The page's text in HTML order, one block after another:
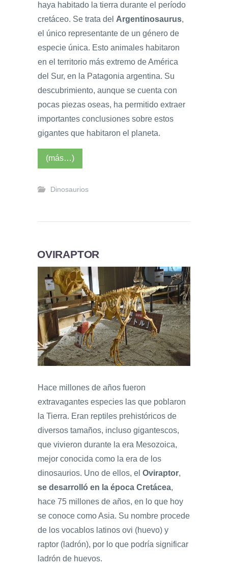
haya habitado la tierra durante el período
cretáceo. Se trata del Argentinosaurus,
el único representante de un género de
especie única. Esto animales habitaron
en el territorio más extremo de América
del Sur, en la Patagonia argentina. Su
descubrimiento, aunque se cuenta con
pocas piezas oseas, ha permitido extraer
importantes conclusiones sobre estos
gigantes que habitaron el planeta.
(más…)
Dinosaurios
OVIRAPTOR
Hace millones de años fueron
extravagantes especies las que poblaron
la Tierra. Eran reptiles prehistóricos de
diversos tamaños, incluso gigantescos,
que vivieron durante la era Mesozoica,
mejor conocida como la era de los
dinosaurios. Uno de ellos, el Oviraptor,
se desarrolló en la época Cretácea,
hace 75 millones de años, en lo que hoy
se conoce como Asia. Su nombre procede
de los vocablos latinos ovi (huevo) y
raptor (ladrón), por lo que podría significar
ladrón de huevos.